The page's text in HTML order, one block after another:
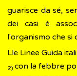
guarisce da sé,
dei casi è
l'organismo che si
Lle Linee Guida
2) con la febbre